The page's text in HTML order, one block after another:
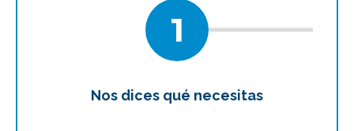
1
Nos dices qué necesitas